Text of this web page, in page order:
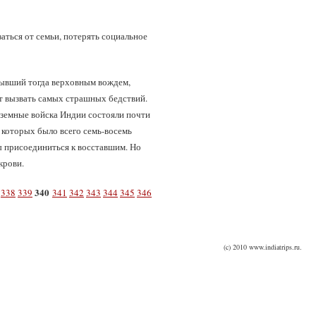
от семьи, потерять социальное
тогда верховным вождем,
вызвать самых страшных бедствий.
войска Индии состояли почти
было всего семь-восемь
присоединиться к восставшим. Но
338 339 340 341 342 343 344345 346
(c) 2010 www.indiatrips.ru.